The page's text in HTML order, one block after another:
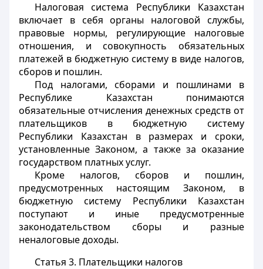
Налоговая система Республики Казахстан
включает в себя органы налоговой службы,
правовые нормы, регулирующие налоговые
отношения, и совокупность обязательных
платежей в бюджетную систему в виде налогов,
сборов и пошлин.
Под налогами, сборами и пошлинами в
Республике Казахстан понимаются
обязательные отчисления денежных средств от
плательщиков в бюджетную систему
Республики Казахстан в размерах и сроки,
установленные Законом, а также за оказание
государством платных услуг.
Кроме налогов, сборов и пошлин,
предусмотренных настоящим Законом, в
бюджетную систему Республики Казахстан
поступают и иные предусмотренные
законодательством сборы и разные
неналоговые доходы.
Статья 3. Плательщики налогов